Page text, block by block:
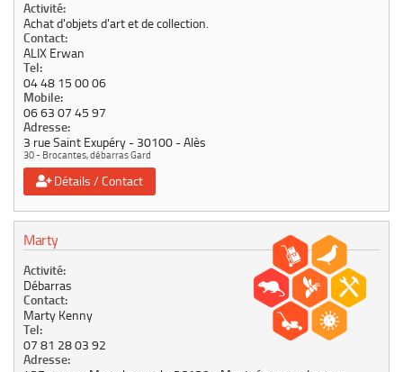
Activité:
Achat d'objets d'art et de collection.
Contact:
ALIX Erwan
Tel:
04 48 15 00 06
Mobile:
06 63 07 45 97
Adresse:
3 rue Saint Exupéry 30100 Alès
30 - Brocantes, débarras Gard
Détails / Contact
Marty
Activité:
Débarras
Contact:
Marty Kenny
Tel:
07 81 28 03 92
Adresse: